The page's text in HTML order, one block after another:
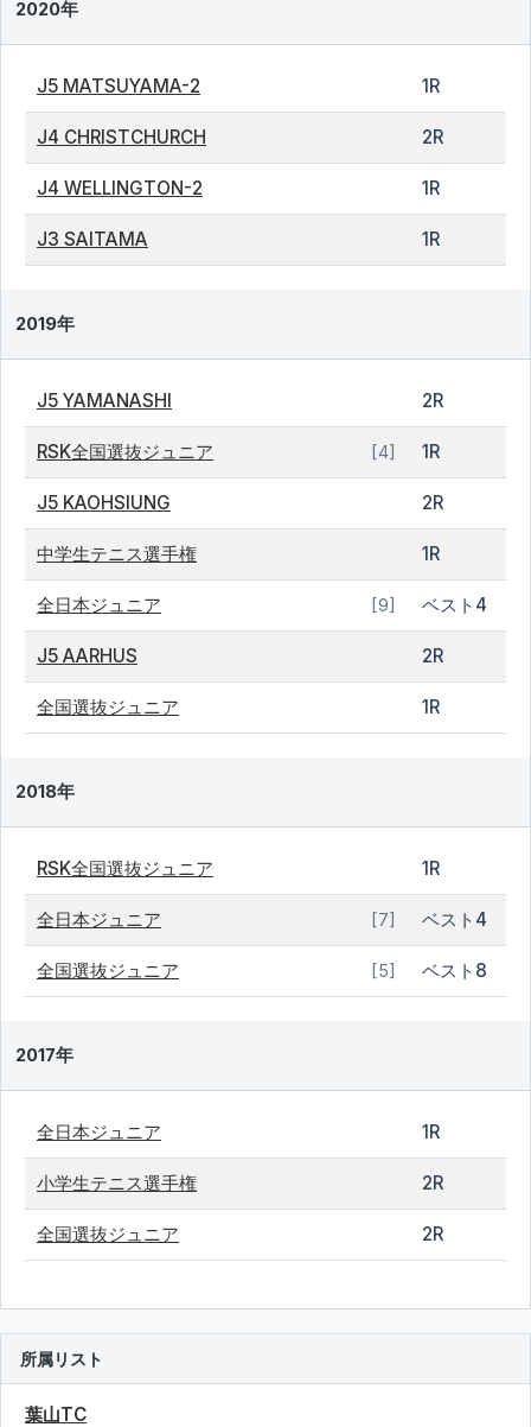
2020年
J5 MATSUYAMA-2 1R
J4 CHRISTCHURCH 2R
J4 WELLINGTON-2 1R
J3 SAITAMA 1R
2019年
J5 YAMANASHI 2R
RSK全国選抜ジュニア [4] 1R
J5 KAOHSIUNG 2R
中学生テニス選手権 1R
全日本ジュニア [9] ベスト4
J5 AARHUS 2R
全国選抜ジュニア 1R
2018年
RSK全国選抜ジュニア 1R
全日本ジュニア [7] ベスト4
全国選抜ジュニア [5] ベスト8
2017年
全日本ジュニア 1R
小学生テニス選手権 2R
全国選抜ジュニア 2R
所属リスト
葉山TC